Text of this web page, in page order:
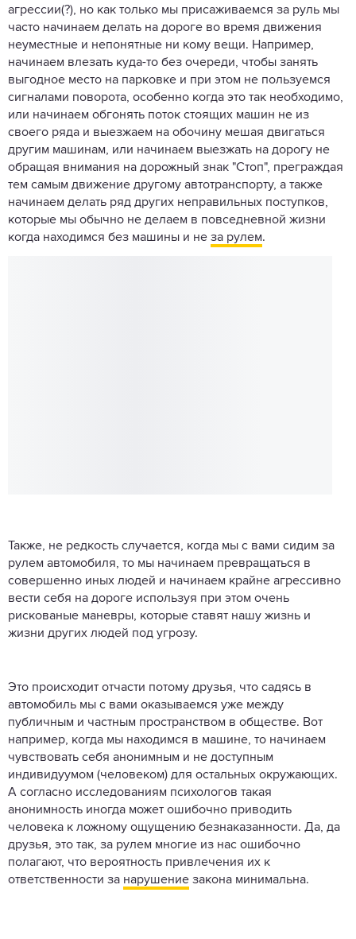
агрессии(?), но как только мы присаживаемся за руль мы
часто начинаем делать на дороге во время движения
неуместные и непонятные ни кому вещи. Например,
начинаем влезать куда-то без очереди, чтобы занять
выгодное место на парковке и при этом не пользуемся
сигналами поворота, особенно когда это так необходимо,
или начинаем обгонять поток стоящих машин не из
своего ряда и выезжаем на обочину мешая двигаться
другим машинам, или начинаем выезжать на дорогу не
обращая внимания на дорожный знак "Стоп", преграждая
тем самым движение другому автотранспорту, а также
начинаем делать ряд других неправильных поступков,
которые мы обычно не делаем в повседневной жизни
когда находимся без машины и не за рулем.
Также, не редкость случается, когда мы с вами сидим за
рулем автомобиля, то мы начинаем превращаться в
совершенно иных людей и начинаем крайне агрессивно
вести себя на дороге используя при этом очень
рискованые маневры, которые ставят нашу жизнь и
жизни других людей под угрозу.
Это происходит отчасти потому друзья, что садясь в
автомобиль мы с вами оказываемся уже между
публичным и частным пространством в обществе. Вот
например, когда мы находимся в машине, то начинаем
чувствовать себя анонимным и не доступным
индивидуумом (человеком) для остальных окружающих.
А согласно исследованиям психологов такая
анонимность иногда может ошибочно приводить
человека к ложному ощущению безнаказанности. Да, да
друзья, это так, за рулем многие из нас ошибочно
полагают, что вероятность привлечения их к
ответственности за нарушение закона минимальна.